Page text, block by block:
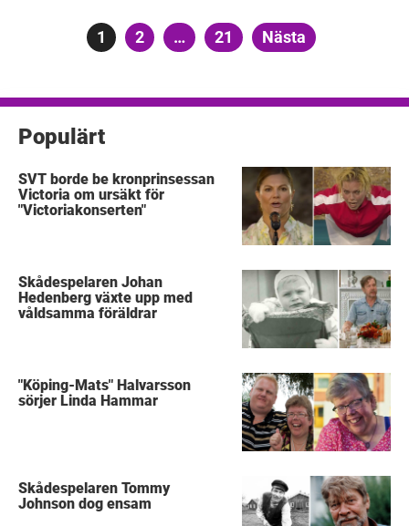
Sidnumrering
Sida
1 Sida
2 … Sida
21 Nästa
Populärt
SVT borde be kronprinsessan
Victoria om ursäkt för
"Victoriakonserten"
Skådespelaren Johan
Hedenberg växte upp med
våldsamma föräldrar
"Köping-Mats" Halvarsson
sörjer Linda Hammar
Skådespelaren Tommy
Johnson dog ensam